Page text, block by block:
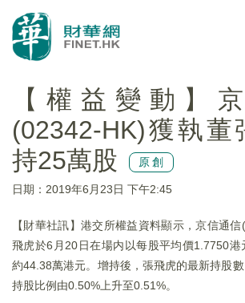
【權益變動】
(02342-HK)獲執董
持25萬股
原創
日期：2019年6月23日 下午2:45
【財華社訊】港交所權益資料顯示，京信通
飛虎於6月20日在場内以每股平均價1.7750港
約44.38萬港元。增持後，張飛虎的最新持股
持股比例由0.50%上升至0.51%。